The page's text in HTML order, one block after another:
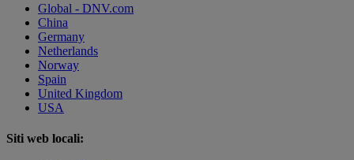
Global - DNV.com
China
Germany
Netherlands
Norway
Spain
United Kingdom
USA
Siti web locali: